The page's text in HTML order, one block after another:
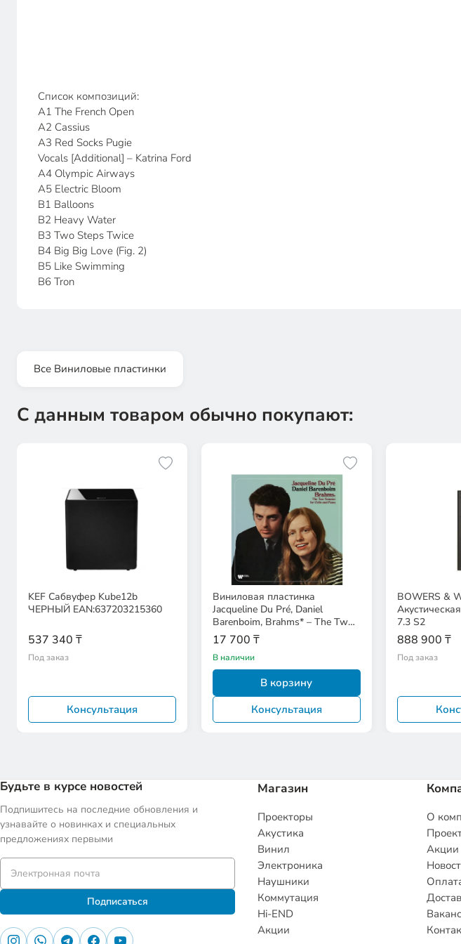
Список композиций:
A1 The French Open
A2 Cassius
A3 Red Socks Pugie
Vocals [Additional] – Katrina Ford
A4 Olympic Airways
A5 Electric Bloom
B1 Balloons
B2 Heavy Water
B3 Two Steps Twice
B4 Big Big Love (Fig. 2)
B5 Like Swimming
B6 Tron
Все Виниловые пластинки
С данным товаром обычно покупают:
KEF Сабвуфер Kube12b
ЧЕРНЫЙ EAN:637203215360
537 340 ₸
Под заказ
Консультация
Виниловая пластинка
Jacqueline Du Pré, Daniel
Barenboim, Brahms* – The Two
Sonatas For Cello And Piano
17 700 ₸
В наличии
В корзину
Консультация
BOWERS &
7.3 S2
888 900 ₸
Под заказ
Будьте в курсе новостей
Подпишитесь на последние обновления и
узнавайте о новинках и специальных
предложениях первыми
Подписаться
Магазин
Проекторы
Акустика
Винил
Электроника
Наушники
Коммутация
Hi-END
Акции
О
Акции